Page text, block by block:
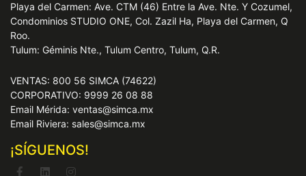
Playa del Carmen: Ave. CTM (46) Entre la Ave. Nte. Y Cozumel,
Condominios STUDIO ONE, Col. Zazil Ha, Playa del Carmen, Q
Roo.
Tulum: Géminis Nte., Tulum Centro, Tulum, Q.R.
VENTAS: 800 56 SIMCA (74622)
CORPORATIVO: 9999 26 08 88
Email Mérida: ventas@simca.mx
Email Riviera: sales@simca.mx
¡SÍGUENOS!